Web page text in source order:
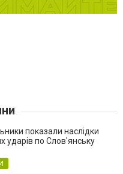
показали наслідки
ударів по Слов'янську